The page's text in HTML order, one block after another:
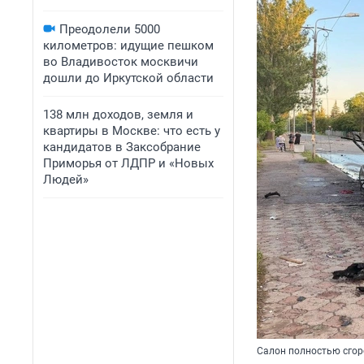
Преодолели 5000
километров: идущие пешком
во Владивосток москвичи
дошли до Иркутской области
138 млн доходов, земля и
квартиры в Москве: что есть у
кандидатов в Заксобрание
Приморья от ЛДПР и «Новых
Людей»
Салон полностью